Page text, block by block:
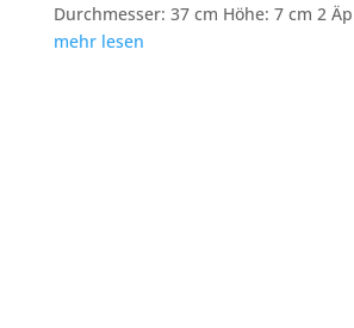
Durchmesser: 37 cm Höhe: 7 cm 2
mehr lesen